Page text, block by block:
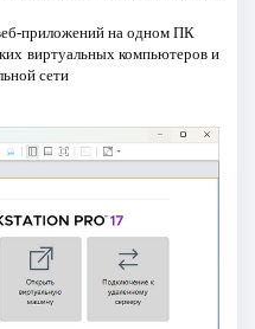
приложений на одном ПК
виртуальных компьютеров и
сети